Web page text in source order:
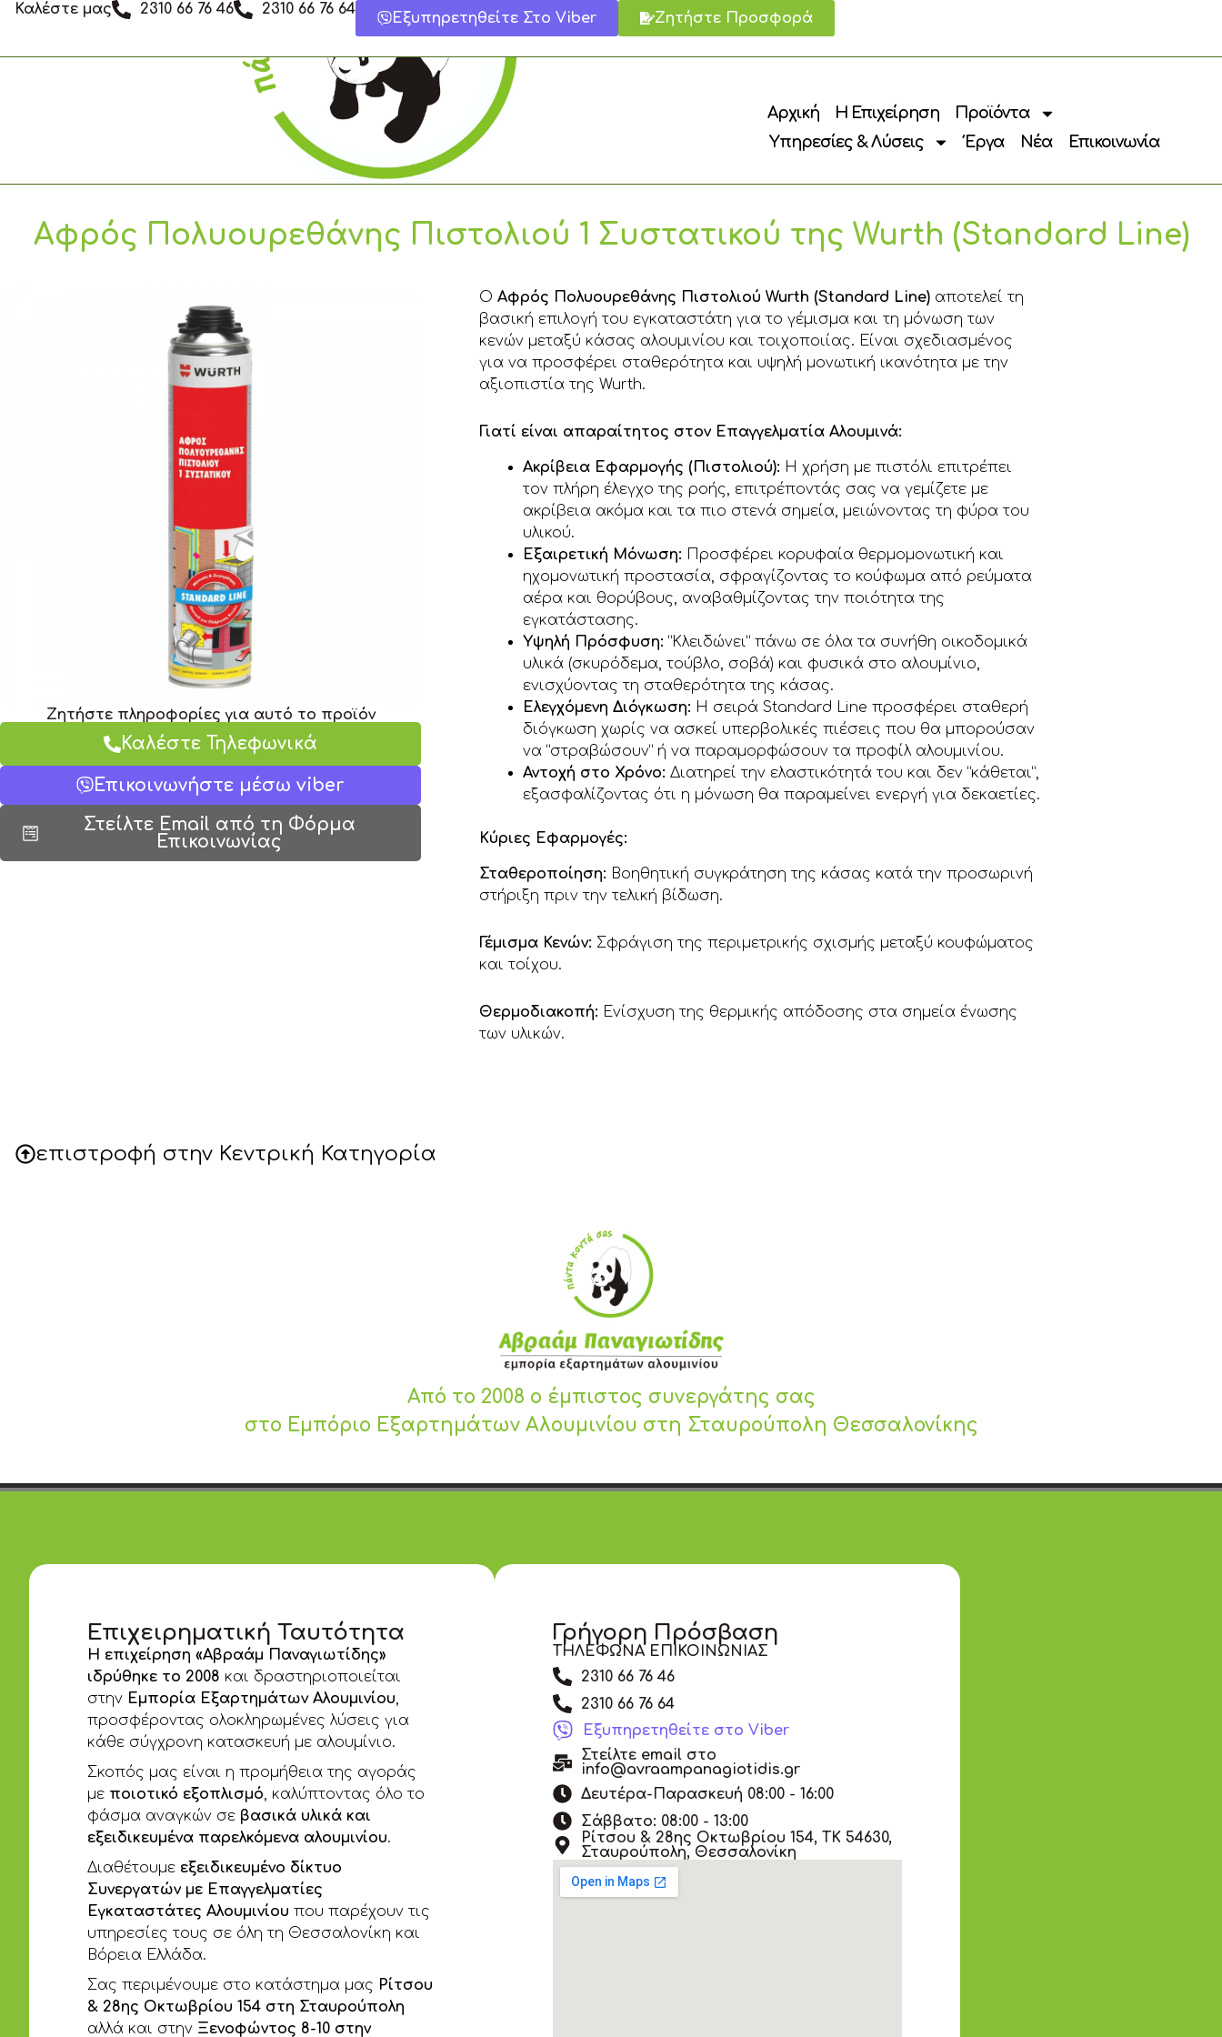
Μετάβαση
περιεχόμενο
Καλέστε μας 2310 66 76 46 2310 66 76 64
Εξυπηρετηθείτε Στο Viber Ζητήστε Προσφορά
Αρχική Η Επιχείρηση
Προϊόντα
Υπηρεσίες & Λύσεις
Έργα Νέα Επικοινωνία
Αφρός Πολυουρεθάνης Πιστολιού 1 Συστατικού της Wurth (Standard Line)
Ζητήστε πληροφορίες για αυτό το προϊόν
Καλέστε Τηλεφωνικά
Επικοινωνήστε μέσω viber
Στείλτε Email από τη Φόρμα
Επικοινωνίας
ΟΑφρός Πολυουρεθάνης Πιστολιού Wurth (Standard Line) αποτελεί τη
βασική επιλογή του εγκαταστάτη για το γέμισμα και τη μόνωση των
κενών μεταξύ κάσας αλουμινίου και τοιχοποιίας. Είναι σχεδιασμένος
για να προσφέρει σταθερότητα και υψηλή μονωτική ικανότητα με την
αξιοπιστία της Wurth.
Γιατί είναι απαραίτητος στον Επαγγελματία Αλουμινά:
Ακρίβεια Εφαρμογής (Πιστολιού): Η χρήση με πιστόλι επιτρέπει
τον πλήρη έλεγχο της ροής, επιτρέποντάς σας να γεμίζετε με
ακρίβεια ακόμα και τα πιο στενά σημεία, μειώνοντας τη φύρα του
υλικού.
Εξαιρετική Μόνωση: Προσφέρει κορυφαία θερμομονωτική και
ηχομονωτική προστασία, σφραγίζοντας το κούφωμα από ρεύματα
αέρα και θορύβους, αναβαθμίζοντας την ποιότητα της
εγκατάστασης.
Υψηλή Πρόσφυση: “Κλειδώνει” πάνω σε όλα τα συνήθη οικοδομικά
υλικά (σκυρόδεμα, τούβλο, σοβά) και φυσικά στο αλουμίνιο,
ενισχύοντας τη σταθερότητα της κάσας.
Ελεγχόμενη Διόγκωση: Η σειρά Standard Line προσφέρει σταθερή
διόγκωση χωρίς να ασκεί υπερβολικές πιέσεις που θα μπορούσαν
να “στραβώσουν” ή να παραμορφώσουν τα προφίλ αλουμινίου.
Αντοχή στο Χρόνο: Διατηρεί την ελαστικότητά του και δεν “κάθεται”,
εξασφαλίζοντας ότι η μόνωση θα παραμείνει ενεργή για δεκαετίες.
Κύριες Εφαρμογές:
Σταθεροποίηση: Βοηθητική συγκράτηση της κάσας κατά την προσωρινή
στήριξη πριν την τελική βίδωση.
Γέμισμα Κενών: Σφράγιση της περιμετρικής σχισμής μεταξύ κουφώματος
και τοίχου.
Θερμοδιακοπή: Ενίσχυση της θερμικής απόδοσης στα σημεία ένωσης
των υλικών.
επιστροφή στην Κεντρική Κατηγορία
Από το 2008 ο έμπιστος συνεργάτης σας
στο Εμπόριο Εξαρτημάτων Αλουμινίου στη Σταυρούπολη Θεσσαλονίκης
Επιχειρηματική Ταυτότητα
Η επιχείρηση «Αβραάμ Παναγιωτίδης»
ιδρύθηκε το 2008 και δραστηριοποιείται
στην Εμπορία Εξαρτημάτων Αλουμινίου,
προσφέροντας ολοκληρωμένες λύσεις για
κάθε σύγχρονη κατασκευή με αλουμίνιο.
Σκοπός μας είναι η προμήθεια της αγοράς
με ποιοτικό εξοπλισμό, καλύπτοντας όλο το
φάσμα αναγκών σε βασικά υλικά και
εξειδικευμένα παρελκόμενα αλουμινίου.
Διαθέτουμε εξειδικευμένο δίκτυο
Συνεργατών με Επαγγελματίες
Εγκαταστάτες Αλουμινίου που παρέχουν τις
υπηρεσίες τους σε όλη τη Θεσσαλονίκη και
Βόρεια Ελλάδα.
Σας περιμένουμε στο κατάστημα μας Ρίτσου
& 28ης Οκτωβρίου 154 στη Σταυρούπολη
αλλά και στην Ξενοφώντος 8-10 στην
Γρήγορη Πρόσβαση
ΤΗΛΕΦΩΝΑ ΕΠΙΚΟΙΝΩΝΙΑΣ
2310 66 76 46
2310 66 76 64
Εξυπηρετηθείτε στο Viber
Στείλτε email στο
info@avraampanagiotidis.gr
Δευτέρα-Παρασκευή 08:00 - 16:00
Σάββατο: 08:00 - 13:00
Ρίτσου & 28ης Οκτωβρίου 154, ΤΚ 54630,
Σταυρούπολη, Θεσσαλονίκη